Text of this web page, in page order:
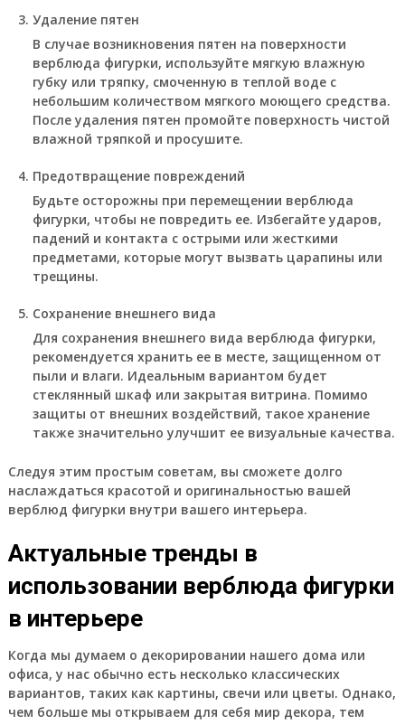
Удаление пятен
В случае возникновения пятен на поверхности
верблюда фигурки, используйте мягкую влажную
губку или тряпку, смоченную в теплой воде с
небольшим количеством мягкого моющего средства.
После удаления пятен промойте поверхность чистой
влажной тряпкой и просушите.
Предотвращение повреждений
Будьте осторожны при перемещении верблюда
фигурки, чтобы не повредить ее. Избегайте ударов,
падений и контакта с острыми или жесткими
предметами, которые могут вызвать царапины или
трещины.
Сохранение внешнего вида
Для сохранения внешнего вида верблюда фигурки,
рекомендуется хранить ее в месте, защищенном от
пыли и влаги. Идеальным вариантом будет
стеклянный шкаф или закрытая витрина. Помимо
защиты от внешних воздействий, такое хранение
также значительно улучшит ее визуальные качества.
Следуя этим простым советам, вы сможете долго
наслаждаться красотой и оригинальностью вашей
верблюд фигурки внутри вашего интерьера.
Актуальные тренды в
использовании верблюда фигурки
в интерьере
Когда мы думаем о декорировании нашего дома или
офиса, у нас обычно есть несколько классических
вариантов, таких как картины, свечи или цветы. Однако,
чем больше мы открываем для себя мир декора, тем